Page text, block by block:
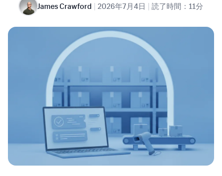
James Crawford | 2026年7月4日 | 読了時間：11分